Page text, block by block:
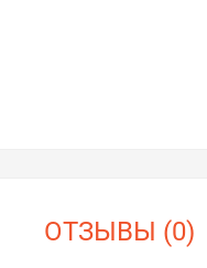
ОТЗЫВЫ (0)